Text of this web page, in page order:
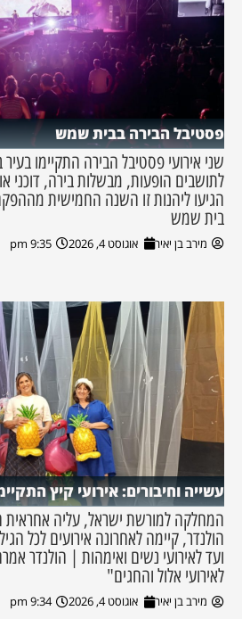
פסטיבל הבירה בבית שמש
שני אירועי פסטיבל הבירה התקיימו
לתושבים הופעות, מבשלות בירה, דוכני
הגיעו ליהנות זו השנה החמישית
בית שמש
מירב בן יאיר אוגוסט 4, 2026 9:35 pm
עשייה וחיבורים: אירועי קיץ
המחלקה למורשת ישראל, עליה
הולנדר, קיימה לאחרונה אירועים לכל
ועד לאירועי נשים ואימהות | הולנדר
לאירועי אלול והחגים"
מירב בן יאיר אוגוסט 4, 2026 9:34 pm